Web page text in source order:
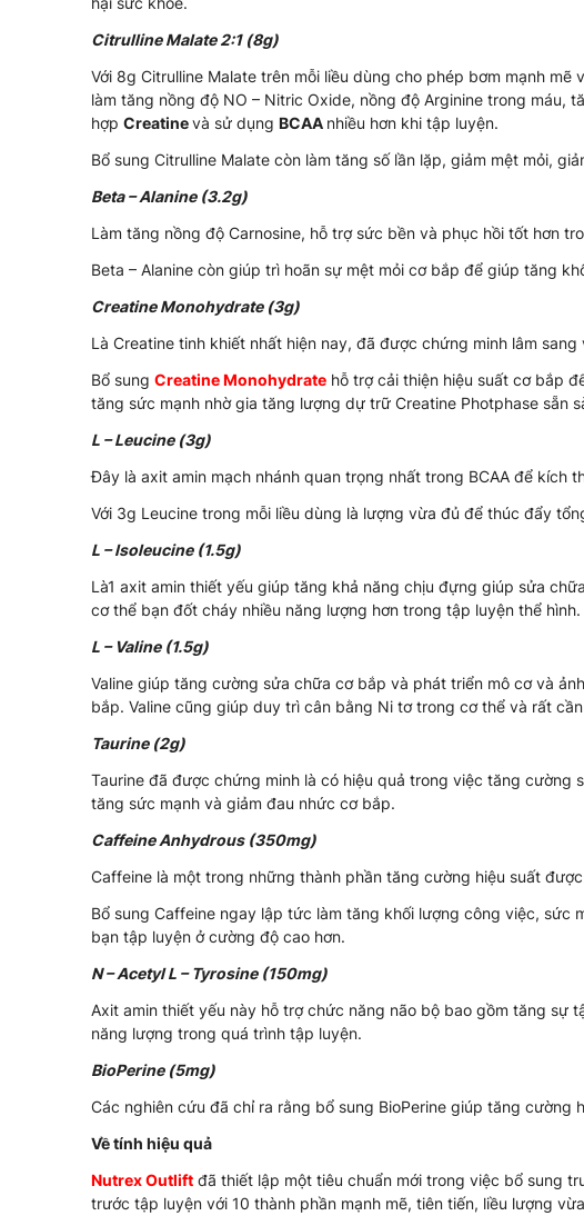
Citrulline Malate 2:1 (8g)
Với 8g Citrulline Malate trên mỗi liều dùng cho phép bơm mạnh
làm tăng nồng độ NO – Nitric Oxide, nồng độ Arginine trong máu,
hợp Creatinevà sử dụng BCAA nhiều hơn khi tập luyện.
Bổ sung Citrulline Malate còn làm tăng số lần lặp, giảm mệt mỏi,
Beta – Alanine (3.2g)
Làm tăng nồng độ Carnosine, hỗ trợ sức bền và phục hồi tốt hơn
Beta – Alanine còn giúp trì hoãn sự mệt mỏi cơ bắp để giúp tăng
Creatine Monohydrate (3g)
Là Creatine tinh khiết nhất hiện nay, đã được chứng minh lâm
Bổ sung Creatine Monohydrate hỗ trợ cải thiện hiệu suất cơ bắp
tăng sức mạnh nhờ gia tăng lượng dự trữ Creatine Photphase sẵn
L – Leucine (3g)
Đây là axit amin mạch nhánh quan trọng nhất trong BCAA để kích
Với 3g Leucine trong mỗi liều dùng là lượng vừa đủ để thúc đẩy
L – Isoleucine (1.5g)
Là1 axit amin thiết yếu giúp tăng khả năng chịu đựng giúp sửa
cơ thể bạn đốt cháy nhiều năng lượng hơn trong tập luyện thể hình.
L – Valine (1.5g)
Valine giúp tăng cường sửa chữa cơ bắp và phát triển mô cơ và
bắp. Valine cũng giúp duy trì cân bằng Ni tơ trong cơ thể và rất
Taurine (2g)
Taurine đã được chứng minh là có hiệu quả trong việc tăng
tăng sức mạnh và giảm đau nhức cơ bắp.
Caffeine Anhydrous (350mg)
Caffeine là một trong những thành phần tăng cường hiệu suất
Bổ sung Caffeine ngay lập tức làm tăng khối lượng công việc, sức
bạn tập luyện ở cường độ cao hơn.
N – Acetyl L – Tyrosine (150mg)
Axit amin thiết yếu này hỗ trợ chức năng não bộ bao gồm tăng sự
năng lượng trong quá trình tập luyện.
BioPerine (5mg)
Các nghiên cứu đã chỉ ra rằng bổ sung BioPerine giúp tăng
Về tính hiệu quả
Nutrex Outlift đã thiết lập một tiêu chuẩn mới trong việc bổ sung
trước tập luyện với 10 thành phần mạnh mẽ, tiên tiến, liều lượng